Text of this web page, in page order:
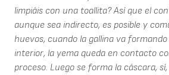
limpiáis con una toallita? Así que el
aunque sea indirecto, es posible y
huevos, cuando la gallina va
interior, la yema queda en contacto
proceso. Luego se forma la cáscara,